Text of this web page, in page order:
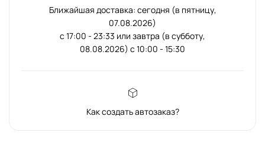
Ближайшая доставка: сегодня (в пятницу,
07.08.2026)
с 17:00 - 23:33 или завтра (в субботу,
08.08.2026) с 10:00 - 15:30
Как создать автозаказ?